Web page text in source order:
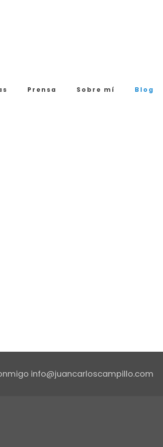
Prensa Sobre mí Blog
info@juancarloscampillo.com